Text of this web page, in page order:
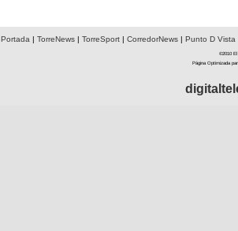
Portada | TorreNews| TorreSport| CorredorNews| Punto D Vista
©2010 El
Página Optimizada